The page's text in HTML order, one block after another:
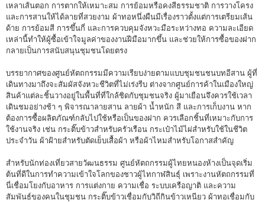
เหลาเส้นตอก การตากให้เหมาะสม การย้อมหรือคงสีธรรมชาติ การวางโครง
และการสานให้ได้ลายที่สวยงาม ผ้าทอหนึ่งผืนมีเรื่องราวตั้งแต่การเตรียมเส้น
ด้าย การย้อมสี การขึ้นกี่ และการควบคุมจังหวะมือระหว่างทอ ความละเอียด
เหล่านี้ทำให้ผู้ซื้อเข้าใจมูลค่าของงานฝีมือมากขึ้น และช่วยให้การซื้อของฝาก
กลายเป็นการสนับสนุนชุมชนโดยตรง
บรรยากาศของศูนย์หัตถกรรมมีความเรียบง่ายตามแบบชุมชนชนบทอีสาน ผู้ที่
เดินทางมาถึงจะสัมผัสจังหวะชีวิตที่ไม่เร่งรีบ ต่างจากศูนย์การค้าในเมืองใหญ่
สินค้าแต่ละชิ้นวางอยู่ในพื้นที่ที่ใกล้ชิดกับชุมชนจริง ผู้มาเยือนจึงควรใช้เวลา
เดินชมอย่างช้า ๆ พิจารณาลายสาน ลายผ้า น้ำหนัก สี และการเก็บงาน หาก
ต้องการซื้อผลิตภัณฑ์กลับไปใช้หรือเป็นของฝาก ควรเลือกชิ้นที่เหมาะกับการ
ใช้งานจริง เช่น กระติ๊บข้าวสำหรับครัวเรือน กระเป๋าไม้ไผ่สำหรับใช้ในชีวิต
ประจำวัน ผ้าฝ้ายสำหรับตัดเย็บเสื้อผ้า หรือผ้าไหมสำหรับโอกาสสำคัญ
สำหรับนักท่องเที่ยวสายวัฒนธรรม ศูนย์หัตถกรรมผู้ไทยหนองห้างเป็นจุดเริ่ม
ต้นที่ดีในการทำความเข้าใจโลกของชาวผู้ไทกาฬสินธุ์ เพราะงานหัตถกรรมที่
นี่เชื่อมโยงกับอาหาร การแต่งกาย ความเชื่อ ระบบเครือญาติ และความ
สัมพันธ์ของคนในชุมชน กระติ๊บข้าวเชื่อมกับวิถีกินข้าวเหนียว ผ้าทอเชื่อมกับ